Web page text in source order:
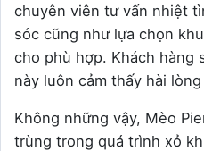
chuyên viên tư vấn nhiệt
sóc cũng như lựa chọn
cho phù hợp. Khách hàng
này luôn cảm thấy hài
Không những vậy, Mèo
trùng trong quá trình xỏ